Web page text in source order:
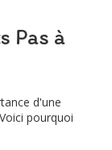
Pas à
d'une
pourquoi